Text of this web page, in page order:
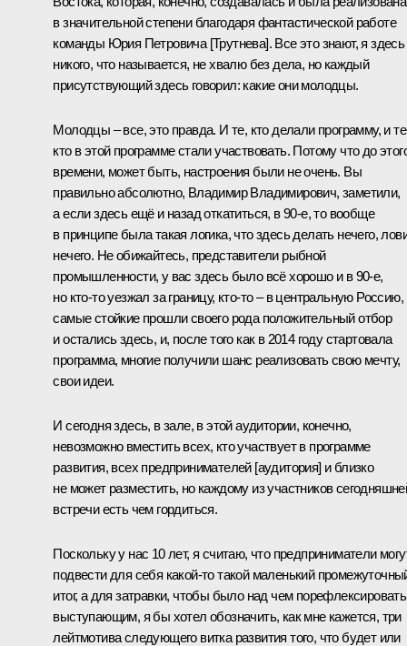
в значительной степени благодаря фантастической работе
команды Юрия Петровича [Трутнева]. Все это знают, я здесь
никого, что называется, не хвалю без дела, но каждый
присутствующий здесь говорил: какие они молодцы.
Молодцы – все, это правда. И те, кто делали программу, и
кто в этой программе стали участвовать. Потому что до
времени, может быть, настроения были не очень. Вы
правильно абсолютно, Владимир Владимирович, заметили,
а если здесь ещё и назад откатиться, в 90-е, то вообще
в принципе была такая логика, что здесь делать нечего,
нечего. Не обижайтесь, представители рыбной
промышленности, у вас здесь было всё хорошо и в 90-е,
но кто-то уезжал за границу, кто-то – в центральную Россию,
самые стойкие прошли своего рода положительный отбор
и остались здесь, и, после того как в 2014 году стартовала
программа, многие получили шанс реализовать свою мечту,
свои идеи.
И сегодня здесь, в зале, в этой аудитории, конечно,
невозможно вместить всех, кто участвует в программе
развития, всех предпринимателей [аудитория] и близко
не может разместить, но каждому из участников
встречи есть чем гордиться.
Поскольку у нас 10 лет, я считаю, что предприниматели
подвести для себя какой-то такой маленький
итог, а для затравки, чтобы было над чем порефлексировать
выступающим, я бы хотел обозначить, как мне кажется, три
лейтмотива следующего витка развития того, что будет или